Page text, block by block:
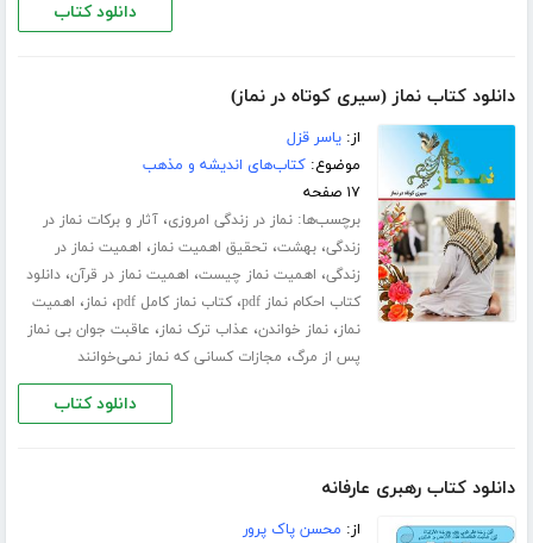
دانلود کتاب
دانلود کتاب نماز (سیری کوتاه در نماز)
از:یاسر قزل
موضوع:کتاب‌های اندیشه و مذهب
۱۷ صفحه
برچسب‌ها:نماز در زندگی امروزی،آثار و برکات نماز در
زندگی،بهشت، تحقیق اهمیت نماز، اهمیت نماز در
زندگی، اهمیت نماز چیست، اهمیت نماز در قرآن،دانلود
کتاب احکام نماز pdf
،کتاب نماز کامل pdf ،نماز، اهمیت
نماز،نماز خواندن، عذاب ترک نماز، عاقبت جوان بی نماز
پس از مرگ، مجازات کسانی که نماز نمی‌خوانند
دانلود کتاب
دانلود کتاب رهبری عارفانه
از: محسن پاک پرور